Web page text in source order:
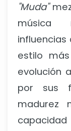
"Muda"
música
estilo
evolución
por sus
madurez